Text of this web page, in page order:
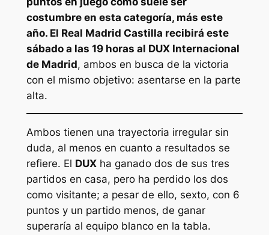
costumbre en esta categoría, más este
año. El Real Madrid Castilla recibirá este
sábado a las 19 horas al DUX Internacional
de Madrid, ambos en busca de la victoria
con el mismo objetivo: asentarse en la parte
alta.
Ambos tienen una trayectoria irregular sin
duda, al menos en cuanto a resultados se
refiere. El DUXha ganado dos de sus tres
partidos en casa, pero ha perdido los dos
como visitante; a pesar de ello, sexto, con 6
puntos y un partido menos, de ganar
superaría al equipo blanco en la tabla.